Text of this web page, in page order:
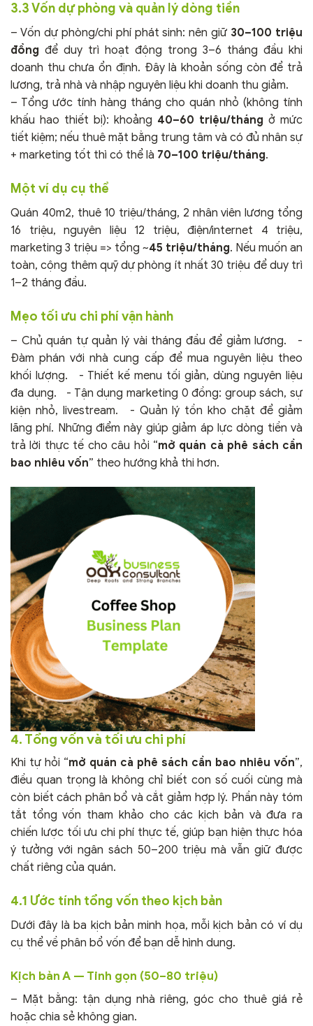
3.3 Vốn dự phòng và quản lý dòng tiền
– Vốn dự phòng/chi phí phát sinh: nên giữ 30–100 triệu
đồng để duy trì hoạt động trong 3–6 tháng đầu khi
doanh thu chưa ổn định. Đây là khoản sống còn để trả
lương, trả nhà và nhập nguyên liệu khi doanh thu giảm.
– Tổng ước tính hàng tháng cho quán nhỏ (không tính
khấu hao thiết bị): khoảng 40–60 triệu/tháng ở mức
tiết kiệm; nếu thuê mặt bằng trung tâm và có đủ nhân sự
+ marketing tốt thì có thể là 70–100 triệu/tháng.
Một ví dụ cụ thể
Quán 40m2, thuê 10 triệu/tháng, 2 nhân viên lương tổng
16 triệu, nguyên liệu 12 triệu, điện/internet 4 triệu,
marketing 3 triệu => tổng ~45 triệu/tháng. Nếu muốn an
toàn, cộng thêm quỹ dự phòng ít nhất 30 triệu để duy trì
1–2 tháng đầu.
Mẹo tối ưu chi phí vận hành
– Chủ quán tự quản lý vài tháng đầu để giảm lương. -
Đàm phán với nhà cung cấp để mua nguyên liệu theo
khối lượng. - Thiết kế menu tối giản, dùng nguyên liệu
đa dụng. - Tận dụng marketing 0 đồng: group sách, sự
kiện nhỏ, livestream. - Quản lý tồn kho chặt để giảm
lãng phí. Những điểm này giúp giảm áp lực dòng tiền và
trả lời thực tế cho câu hỏi “mở quán cà phê sách cần
bao nhiêu vốn” theo hướng khả thi hơn.
4. Tổng vốn và tối ưu chi phí
Khi tự hỏi “mở quán cà phê sách cần bao nhiêu vốn”,
điều quan trọng là không chỉ biết con số cuối cùng mà
còn biết cách phân bổ và cắt giảm hợp lý. Phần này tóm
tắt tổng vốn tham khảo cho các kịch bản và đưa ra
chiến lược tối ưu chi phí thực tế, giúp bạn hiện thực hóa
ý tưởng với ngân sách 50–200 triệu mà vẫn giữ được
chất riêng của quán.
4.1 Ước tính tổng vốn theo kịch bản
Dưới đây là ba kịch bản minh họa, mỗi kịch bản có ví dụ
cụ thể về phân bổ vốn để bạn dễ hình dung.
Kịch bản A — Tinh gọn (50–80 triệu)
– Mặt bằng: tận dụng nhà riêng, góc cho thuê giá rẻ
hoặc chia sẻ không gian.